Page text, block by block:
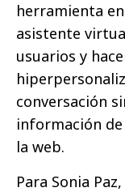
herramienta
asistente
usuarios y
conversación
información
la web.
Para Sonia Paz,